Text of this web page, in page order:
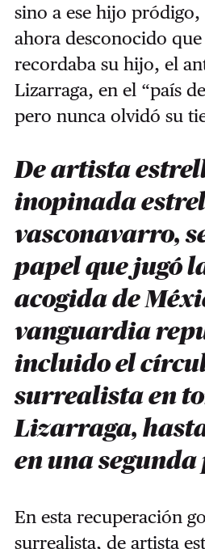
sino a ese hijo
ahora desconocido
recordaba su hijo, el
Lizarraga, en el “país
pero nunca olvidó su
De artista
inopinada
vasconavarro,
papel que jugó
acogida de
vanguardia
incluido el
surrealista en
Lizarraga,
en una
En esta recuperación
surrealista, de artista